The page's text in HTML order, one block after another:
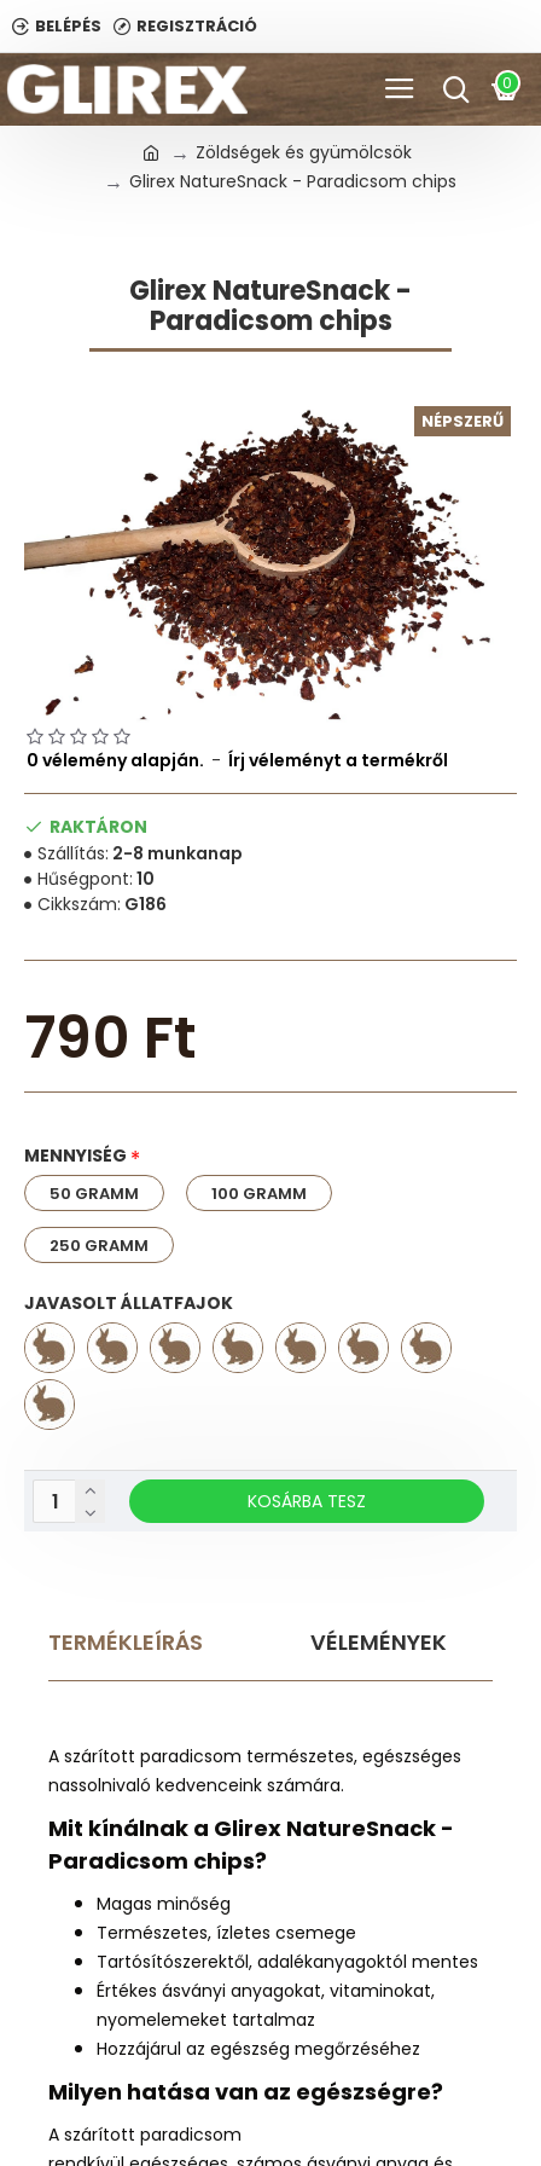
BELÉPÉS REGISZTRÁCIÓ
0
Zöldségek és gyümölcsök
Glirex NatureSnack - Paradicsom chips
Glirex NatureSnack -
Paradicsom chips
NÉPSZERŰ
RAKTÁRON
Hűségpont: 10
Cikkszám: G186
Szállítás: 2-8 munkanap
0 vélemény alapján. - Írj véleményt a termékről
790 Ft
MENNYISÉG
50 GRAMM 100 GRAMM
250 GRAMM
JAVASOLT ÁLLATFAJOK
KOSÁRBA TESZ
TERMÉKLEÍRÁS VÉLEMÉNYEK
A szárított paradicsom természetes, egészséges
nassolnivaló kedvenceink számára.
Mit kínálnak a Glirex NatureSnack -
Paradicsom chips?
Magas minőség
Természetes, ízletes csemege
Tartósítószerektől, adalékanyagoktól mentes
Értékes ásványi anyagokat, vitaminokat,
nyomelemeket tartalmaz
Hozzájárul az egészség megőrzéséhez
Milyen hatása van az egészségre?
A szárított paradicsom